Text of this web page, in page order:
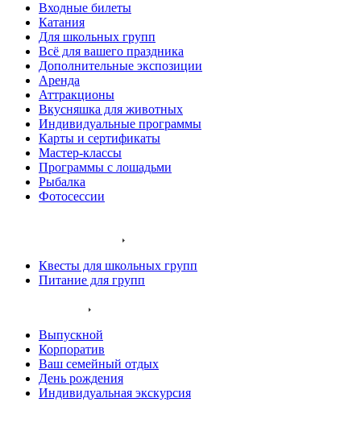
Входные билеты
Катания
Для школьных групп
Всё для вашего праздника
Дополнительные экспозиции
Аренда
Аттракционы
Вкусняшка для животных
Индивидуальные программы
Карты и сертификаты
Мастер-классы
Программы с лошадьми
Рыбалка
Фотосессии
Квесты для школьных групп
Питание для групп
Выпускной
Корпоратив
Ваш семейный отдых
День рождения
Индивидуальная экскурсия